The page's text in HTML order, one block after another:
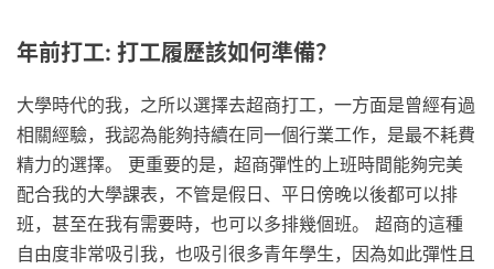
年前打工: 打工履歷該如何準備？
大學時代的我，之所以選擇去超商打工，一方面是曾經有過
相關經驗，我認為能夠持續在同一個行業工作，是最不耗費
精力的選擇。 更重要的是，超商彈性的上班時間能夠完美
配合我的大學課表，不管是假日、平日傍晚以後都可以排
班，甚至在我有需要時，也可以多排幾個班。 超商的這種
自由度非常吸引我，也吸引很多青年學生，因為如此彈性且